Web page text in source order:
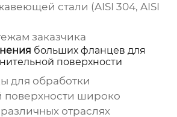
стали (AISI 304, AISI
заказчика
больших фланцев для
поверхности
для обработки
поверхности широко
отраслях